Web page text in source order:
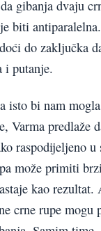
gibanja dvaju
biti
do zaključka
i putanje.
isto bi nam
Varma predlaže
raspodijeljeno u
može primiti
kao rezultat.
crne rupe mogu